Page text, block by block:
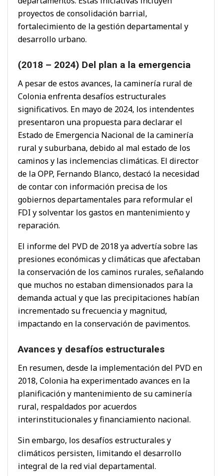
proyectos de consolidación barrial,
fortalecimiento de la gestión departamental y
desarrollo urbano.
(2018 – 2024) Del plan a la emergencia
A pesar de estos avances, la caminería rural de
Colonia enfrenta desafíos estructurales
significativos. En mayo de 2024, los intendentes
presentaron una propuesta para declarar el
Estado de Emergencia Nacional de la caminería
rural y suburbana, debido al mal estado de los
caminos y las inclemencias climáticas. El director
de la OPP, Fernando Blanco, destacó la necesidad
de contar con información precisa de los
gobiernos departamentales para reformular el
FDI y solventar los gastos en mantenimiento y
reparación.
El informe del PVD de 2018 ya advertía sobre las
presiones económicas y climáticas que afectaban
la conservación de los caminos rurales, señalando
que muchos no estaban dimensionados para la
demanda actual y que las precipitaciones habían
incrementado su frecuencia y magnitud,
impactando en la conservación de pavimentos.
Avances y desafíos estructurales
En resumen, desde la implementación del PVD en
2018, Colonia ha experimentado avances en la
planificación y mantenimiento de su caminería
rural, respaldados por acuerdos
interinstitucionales y financiamiento nacional.
Sin embargo, los desafíos estructurales y
climáticos persisten, limitando el desarrollo
integral de la red vial departamental.